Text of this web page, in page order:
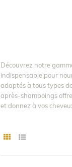
Découvrez notre
indispensable pour
adaptés à tous types
après-shampoings
et donnez à vos